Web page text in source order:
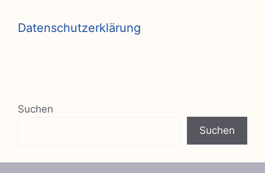
Datenschutzerklärung
Suchen
Suchen